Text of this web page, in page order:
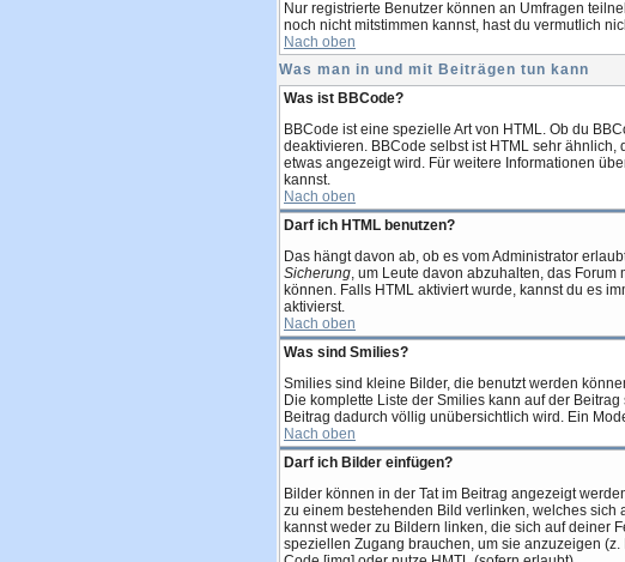
Nur registrierte Benutzer können an Umfragen
noch nicht mitstimmen kannst, hast du vermutlich
Nach oben
Was man in und mit Beiträgen tun kann
Was ist BBCode?
BBCode ist eine spezielle Art von HTML. Ob du
deaktivieren. BBCode selbst ist HTML sehr
etwas angezeigt wird. Für weitere Informationen
kannst.
Nach oben
Darf ich HTML benutzen?
Das hängt davon ab, ob es vom Administrator
Sicherung, um Leute davon abzuhalten, das
können. Falls HTML aktiviert wurde, kannst du es
aktivierst.
Nach oben
Was sind Smilies?
Smilies sind kleine Bilder, die benutzt werden
Die komplette Liste der Smilies kann auf der
Beitrag dadurch völlig unübersichtlich wird. Ein
Nach oben
Darf ich Bilder einfügen?
Bilder können in der Tat im Beitrag angezeigt
zu einem bestehenden Bild verlinken, welches sich
kannst weder zu Bildern linken, die sich auf deiner
speziellen Zugang brauchen, um sie anzuzeigen